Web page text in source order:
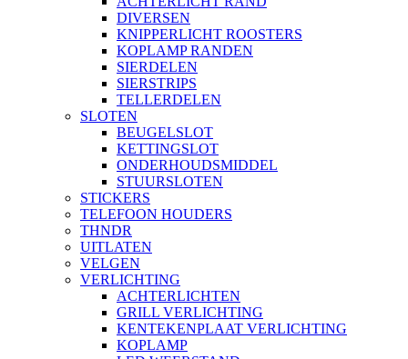
DIVERSEN
KNIPPERLICHT ROOSTERS
KOPLAMP RANDEN
SIERDELEN
SIERSTRIPS
TELLERDELEN
SLOTEN
BEUGELSLOT
KETTINGSLOT
ONDERHOUDSMIDDEL
STUURSLOTEN
STICKERS
TELEFOON HOUDERS
THNDR
UITLATEN
VELGEN
VERLICHTING
ACHTERLICHTEN
GRILL VERLICHTING
KENTEKENPLAAT VERLICHTING
KOPLAMP